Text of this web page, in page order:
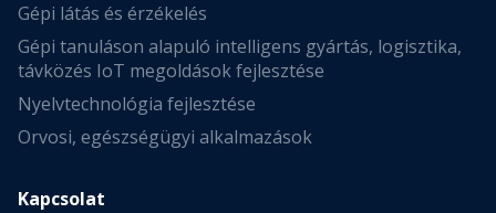
Gépi látás és érzékelés
Gépi tanuláson alapuló intelligens gyártás, logisztika,
távközés IoT megoldások fejlesztése
Nyelvtechnológia fejlesztése
Orvosi, egészségügyi alkalmazások
Kapcsolat